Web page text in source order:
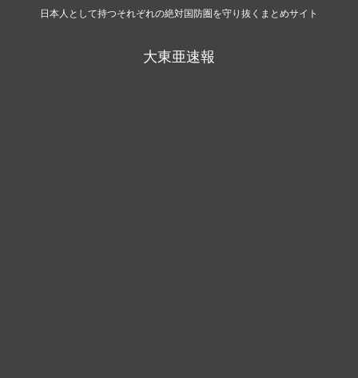
日本人として持つそれぞれの絶対国防圏を守り抜くまとめサイト
大東亜速報